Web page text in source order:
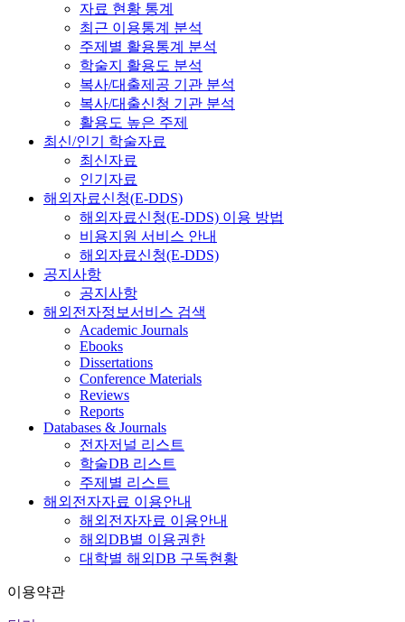
자료 현황 통계
최근 이용통계 분석
주제별 활용통계 분석
학술지 활용도 분석
복사/대출제공 기관 분석
복사/대출신청 기관 분석
활용도 높은 주제
최신/인기 학술자료
최신자료
인기자료
해외자료신청(E-DDS)
해외자료신청(E-DDS) 이용 방법
비용지원 서비스 안내
해외자료신청(E-DDS)
공지사항
공지사항
해외전자정보서비스 검색
Academic Journals
Ebooks
Dissertations
Conference Materials
Reviews
Reports
Databases & Journals
전자저널 리스트
학술DB 리스트
주제별 리스트
해외전자자료 이용안내
해외전자자료 이용안내
해외DB별 이용권한
대학별 해외DB 구독현황
이용약관